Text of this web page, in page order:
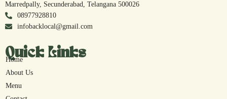
Marredpally, Secunderabad, Telangana 500026
08977928810
infobacklocal@gmail.com
Quick Links
Home
About Us
Menu